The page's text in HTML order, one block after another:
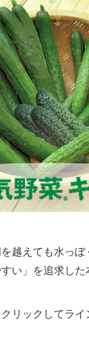
越えても水っ
い」を追求し
リックしてライ